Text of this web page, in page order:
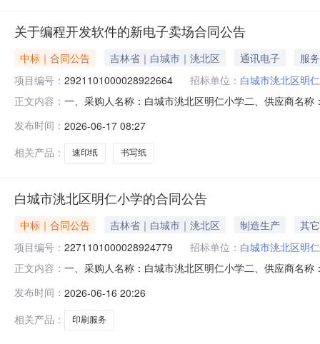
关于编程开发软件的新电子卖场合同公告
中标｜合同公告 吉林省｜白城市｜洮北区 通讯电子
服务
项目编号： 2921101000028922664 招标单位： 白城市洮北区明
正文内容： 一、采购人名称：白城市洮北区明仁小学二、供应商名
服务要求或标的基本概况：七、其它事项：无八、联系
发布时间： 2026-06-17 08:27
相关产品：
速印纸 书写纸
白城市洮北区明仁小学的合同公告
中标｜合同公告 吉林省｜白城市｜洮北区 制造生产
其它
项目编号： 2271101000028924779 招标单位： 白城市洮北区明
正文内容： 一、采购人名称：白城市洮北区明仁小学二、供应商名
事项：详见附件中的合同文件八、联系方式1、采购人名
发布时间： 2026-06-16 20:26
相关产品：
印刷服务